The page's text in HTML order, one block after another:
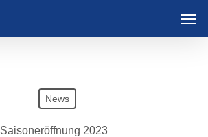
News
Saisoneröffnung 2023